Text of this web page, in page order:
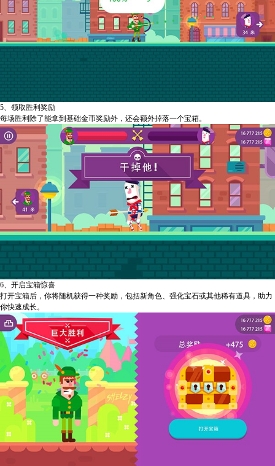
5、领取胜利奖励
每场胜利除了能拿到基础金币奖励外，还会额外掉落一个宝箱。
6、开启宝箱惊喜
打开宝箱后，你将随机获得一种奖励，包括新角色、强化宝石或其他稀有道具，助力
你快速成长。